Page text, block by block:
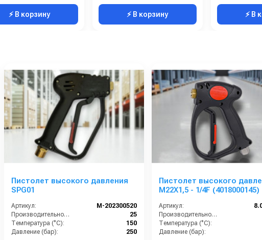
⚡ В корзину ⚡ В корзину ⚡ В
Пистолет высокого давления
SРG01
Артикул:
M-202300520
Производительность (л/мин):
25
Температура (°C):
150
Давление (бар):
250
Пистолет высокого
M22X1,5 - 1/4F (4018000145)
Артикул:
Производительность (л/мин):
Температура (°C):
Давление (бар):